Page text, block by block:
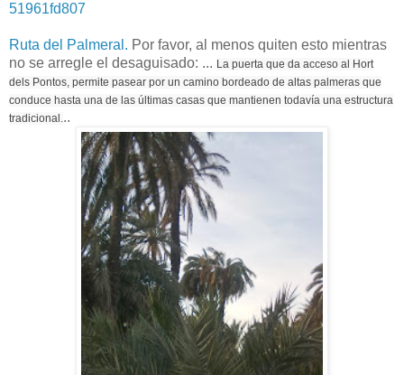
51961fd807
Ruta del Palmeral. Por favor, al menos quiten esto mientras
no se arregle el desaguisado: ... La puerta que da acceso al Hort
dels Pontos, permite pasear por un camino bordeado de altas palmeras que
conduce hasta una de las últimas casas que mantienen todavía una estructura
tradicional...